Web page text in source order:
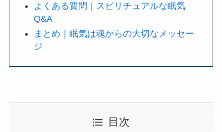
よくある質問｜スピリチュアルな眠気
Q&A
まとめ｜眠気は魂からの大切なメッセー
ジ
目次